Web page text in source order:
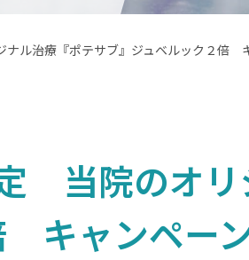
ル治療『ポテサブ』ジュベルック２倍
当院のオリ
キャンペー